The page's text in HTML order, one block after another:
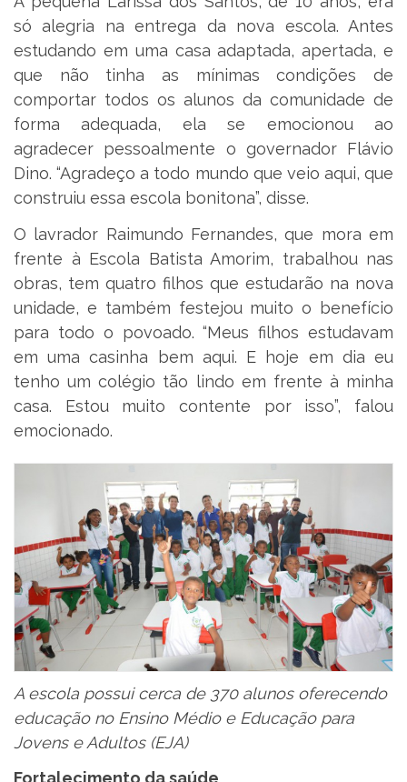
só alegria na entrega da nova escola. Antes
estudando em uma casa adaptada, apertada, e
que não tinha as mínimas condições de
comportar todos os alunos da comunidade de
forma adequada, ela se emocionou ao
agradecer pessoalmente o governador Flávio
Dino. “Agradeço a todo mundo que veio aqui, que
construiu essa escola bonitona”, disse.
O lavrador Raimundo Fernandes, que mora em
frente à Escola Batista Amorim, trabalhou nas
obras, tem quatro filhos que estudarão na nova
unidade, e também festejou muito o benefício
para todo o povoado. “Meus filhos estudavam
em uma casinha bem aqui. E hoje em dia eu
tenho um colégio tão lindo em frente à minha
casa. Estou muito contente por isso”, falou
emocionado.
A escola possui cerca de 370 alunos oferecendo
educação no Ensino Médio e Educação para
Jovens e Adultos (EJA)